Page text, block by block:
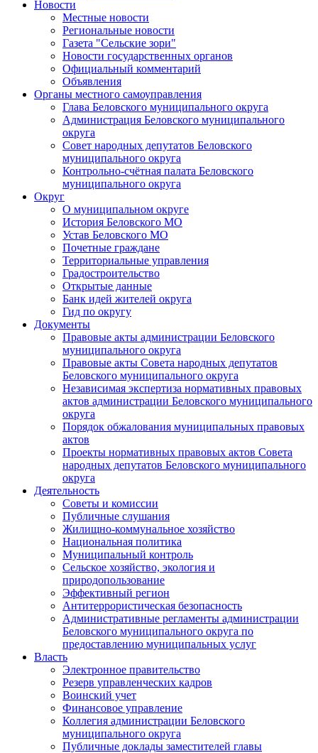
Новости
Местные новости
Региональные новости
Газета "Сельские зори"
Новости государственных органов
Официальный комментарий
Объявления
Органы местного самоуправления
Глава Беловского муниципального округа
Администрация Беловского муниципального
округа
Совет народных депутатов Беловского
муниципального округа
Контрольно-счётная палата Беловского
муниципального округа
Округ
О муниципальном округе
История Беловского МО
Устав Беловского МО
Почетные граждане
Территориальные управления
Градостроительство
Открытые данные
Банк идей жителей округа
Гид по округу
Документы
Правовые акты администрации Беловского
муниципального округа
Правовые акты Совета народных депутатов
Беловского муниципального округа
Независимая экспертиза нормативных правовых
актов администрации Беловского муниципального
округа
Порядок обжалования муниципальных правовых
актов
Проекты нормативных правовых актов Совета
народных депутатов Беловского муниципального
округа
Деятельность
Советы и комиссии
Публичные слушания
Жилищно-коммунальное хозяйство
Национальная политика
Муниципальный контроль
Сельское хозяйство, экология и
природопользование
Эффективный регион
Антитеррористическая безопасность
Административные регламенты администрации
Беловского муниципального округа по
предоставлению муниципальных услуг
Власть
Электронное правительство
Резерв управленческих кадров
Воинский учет
Финансовое управление
Коллегия администрации Беловского
муниципального округа
Публичные доклады заместителей главы